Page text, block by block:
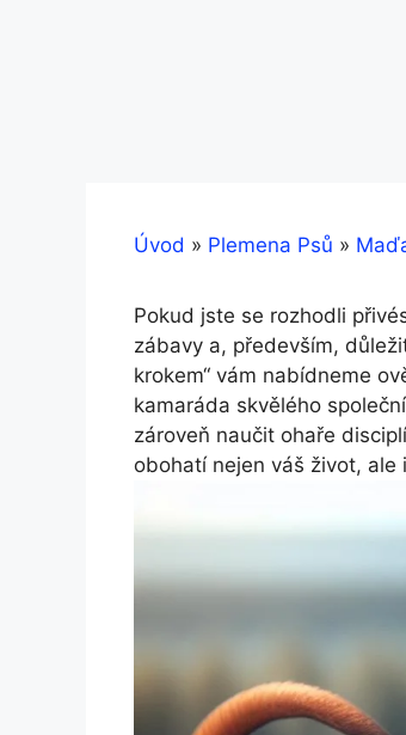
Úvod » Plemena Psů »
Pokud jste se rozhodli
zábavy a, především,
krokem“ vám nabídneme
kamaráda skvělého
zároveň naučit ohaře
obohatí nejen váš život, ale